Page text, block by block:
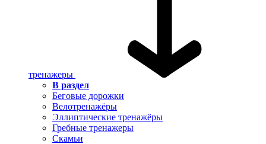
тренажеры
В раздел
Беговые дорожки
Велотренажёры
Эллиптические тренажёры
Гребные тренажеры
Скамьи